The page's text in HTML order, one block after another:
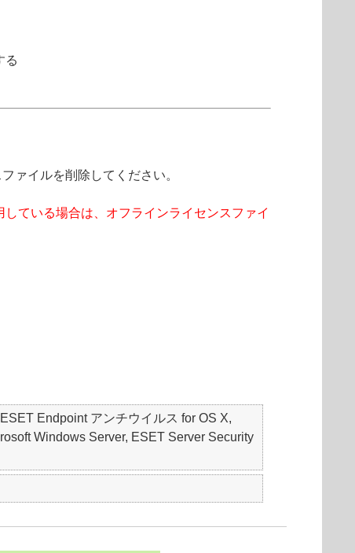
る
ァイルを削除してください。
ている場合は、オフラインライセンスファイ
Endpoint アンチウイルス for OS X,
Windows Server, ESET Server Security